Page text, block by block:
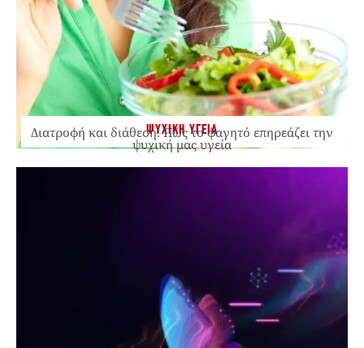
ΨΥΧΙΚΗ ΥΓΕΙΑ
Διατροφή και διάθεση: Πώς το φαγητό επηρεάζει την
ψυχική μας υγεία